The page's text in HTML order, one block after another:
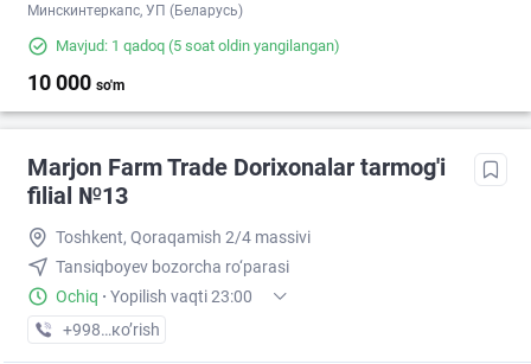
Минскинтеркапс, УП (Беларусь)
Mavjud: 1 qadoq (5 soat oldin yangilangan)
10 000 so'm
Marjon Farm Trade Dorixonalar tarmog'i
filial №13
Toshkent, Qoraqamish 2/4 massivi
Tansiqboyev bozorcha ro‘parasi
Ochiq · Yopilish vaqti 23:00
+998 (77) XXX-XX-XX
кo’rish